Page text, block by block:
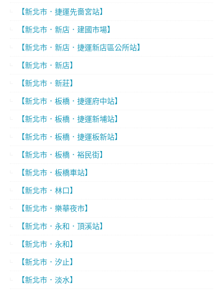
【新北市．捷運先嗇宮站】
【新北市．新店．建國市場】
【新北市．新店．捷運新店區公所站】
【新北市．新店】
【新北市．新莊】
【新北市．板橋．捷運府中站】
【新北市．板橋．捷運新埔站】
【新北市．板橋．捷運板新站】
【新北市．板橋．裕民街】
【新北市．板橋車站】
【新北市．林口】
【新北市．樂華夜市】
【新北市．永和．頂溪站】
【新北市．永和】
【新北市．汐止】
【新北市．淡水】